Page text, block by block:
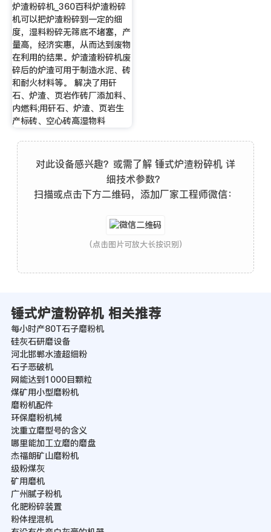
炉渣粉碎机_360百科炉渣粉碎
机可以把炉渣粉碎到一定的细
度，湿料粉碎无筛底不堵塞，产
量高，经济实惠，从而达到废物
在利用的结果。炉渣渣粉碎机废
碎后的炉渣可用于制造水泥、砖
和耐火材料等。 解决了用矸
石、炉渣、页岩作砖厂添加料、
内燃料;用矸石、炉渣、页岩生
产标砖、空心砖高湿物料
对此设备感兴趣？或需了解 锤式炉渣粉碎机 详
细技术参数？
扫描或点击下方二维码，添加厂家工程师微信：
(点击图片可放大长按识别)
锤式炉渣粉碎机 相关推荐
每小时产80T石子磨粉机
硅灰石研磨设备
河北邯郸水渣超细粉
石子恶破机
网能达到1000目颗粒
煤矿用小型磨粉机
磨粉机配件
环保磨粉机械
沈重立磨型号的含义
哪里能加工立磨的磨盘
杰福朗矿山磨粉机
级粉煤灰
矿用磨机
广州腻子粉机
化肥粉碎装置
粉体捏混机